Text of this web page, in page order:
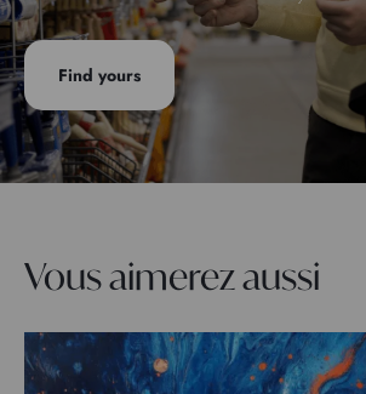
Find yours
Vous aimerez aussi